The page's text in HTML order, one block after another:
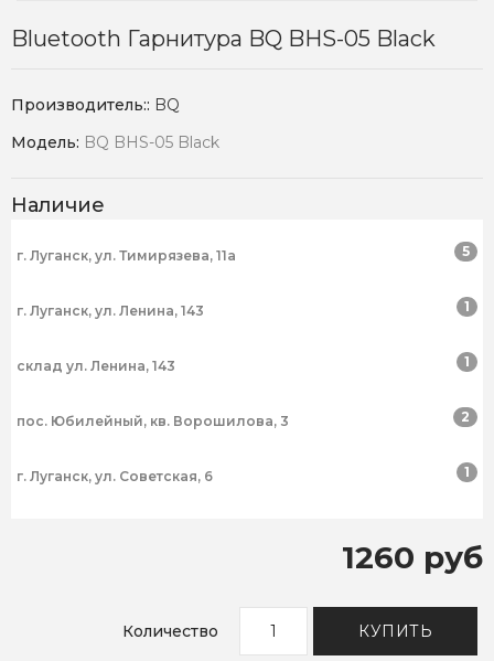
Bluetooth Гарнитура BQ BHS-05 Black
Производитель:: BQ
Модель: BQ BHS-05 Black
Наличие
г. Луганск, ул. Тимирязева, 11а 5
г. Луганск, ул. Ленина, 143 1
склад ул. Ленина, 143 1
пос. Юбилейный, кв. Ворошилова, 3 2
г. Луганск, ул. Советская, 6 1
1260 руб
Количество КУПИТЬ